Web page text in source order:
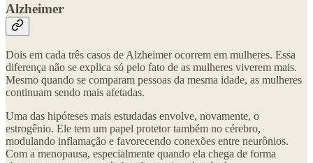
Alzheimer
Dois em cada três casos de Alzheimer ocorrem em mulheres. Essa
diferença não se explica só pelo fato de as mulheres viverem mais.
Mesmo quando se comparam pessoas da mesma idade, as mulheres
continuam sendo mais afetadas.
Uma das hipóteses mais estudadas envolve, novamente, o
estrogênio. Ele tem um papel protetor também no cérebro,
modulando inflamação e favorecendo conexões entre neurônios.
Com a menopausa, especialmente quando ela chega de forma